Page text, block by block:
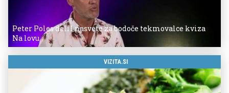
Peter Poles delil nasvete za bodoče tekmovalce kviza
Na lovu
VIZITA.SI